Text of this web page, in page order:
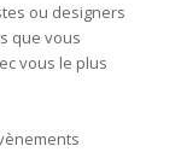
ou designers
que vous
vous le plus